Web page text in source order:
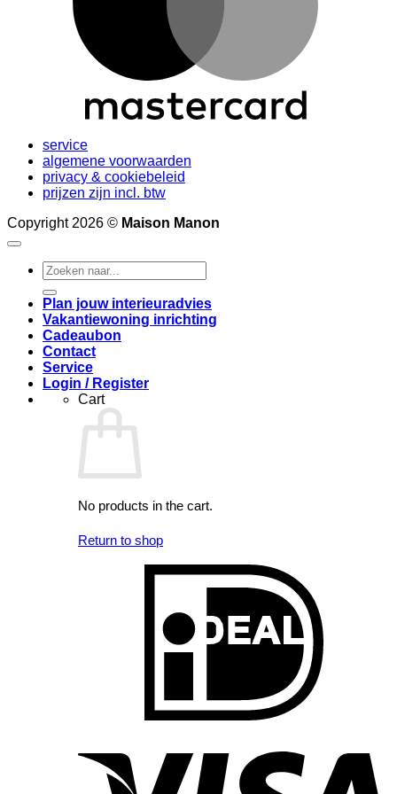
service
algemene voorwaarden
privacy & cookiebeleid
prijzen zijn incl. btw
Copyright 2026 © Maison Manon
Search
for:
Plan jouw interieuradvies
Vakantiewoning inrichting
Cadeaubon
Contact
Service
Login / Register
Cart
No products in the cart.
Return to shop